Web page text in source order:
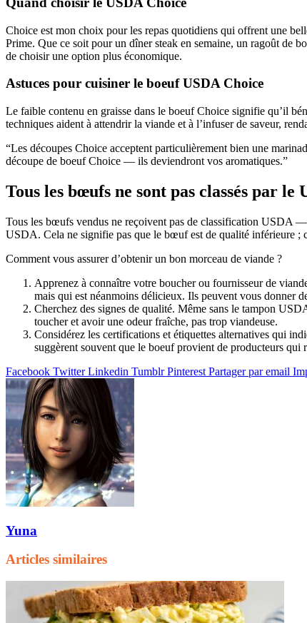
Choice est mon choix pour les repas quotidiens qui offrent une
Prime. Que ce soit pour un dîner steak en semaine, un ragoût de
de choisir une option plus économique.
Astuces pour cuisiner le boeuf USDA Choice
Le faible contenu en graisse dans le boeuf Choice signifie qu’il
techniques aident à attendrir la viande et à l’infuser de saveur,
“Les découpes Choice acceptent particulièrement bien une
découpe de boeuf Choice — ils deviendront vos aromatiques.”
Tous les bœufs ne sont pas classés par le
Tous les bœufs vendus ne reçoivent pas de classification USDA —
USDA. Cela ne signifie pas que le bœuf est de qualité inférieure ;
Comment vous assurer d’obtenir un bon morceau de viande ?
Apprenez à connaître votre boucher ou fournisseur de
mais qui est néanmoins délicieux. Ils peuvent vous donner
Cherchez des signes de qualité. Même sans le tampon
toucher et avoir une odeur fraîche, pas trop viandeuse.
Considérez les certifications et étiquettes alternatives qui
suggèrent souvent que le boeuf provient de producteurs qui
Facebook Twitter Linkedin Tumblr Pinterest Partager par email
Yuna
Articles similaires